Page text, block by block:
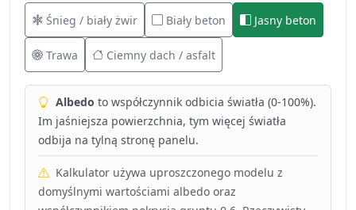
Śnieg / biały żwir Biały beton Jasny beton
Trawa Ciemny dach / asfalt
Albedo to współczynnik odbicia światła (0-100%).
Im jaśniejsza powierzchnia, tym więcej światła
odbija na tylną stronę panelu.
Kalkulator używa uproszczonego modelu z
domyślnymi wartościami albedo oraz